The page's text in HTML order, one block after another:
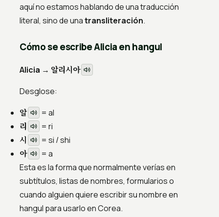
aquí no estamos hablando de una traducción
literal, sino de unatransliteración.
Cómo se escribe Alicia en hangul
Alicia → 알리시아
Desglose:
알 = al
리 = ri
시 = si / shi
아
= a
Esta es la forma que normalmente verías en
subtítulos, listas de nombres, formularios o
cuando alguien quiere escribir su nombre en
hangul para usarlo en Corea.